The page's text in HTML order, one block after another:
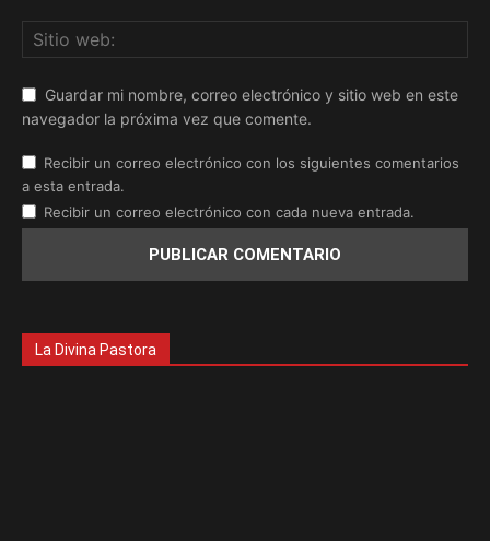
Guardar mi nombre, correo electrónico y sitio web en este
navegador la próxima vez que comente.
Recibir un correo electrónico con los siguientes comentarios
a esta entrada.
Recibir un correo electrónico con cada nueva entrada.
La Divina Pastora